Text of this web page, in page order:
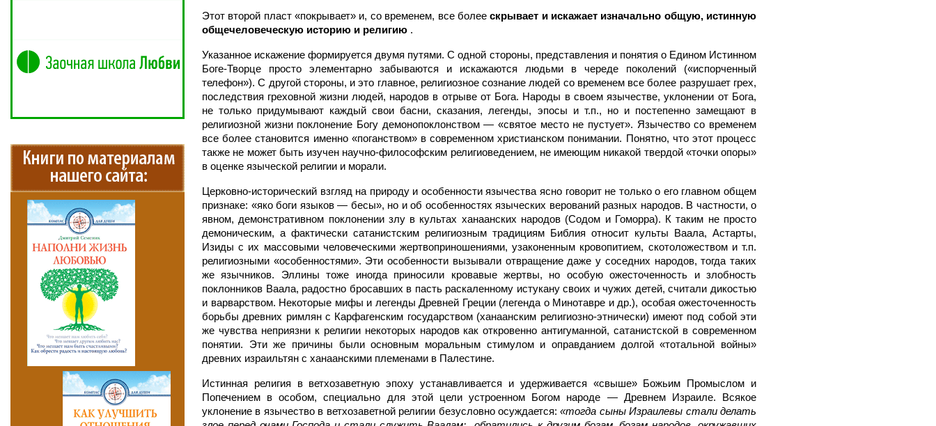
Этот второй пласт «покрывает» и, со временем, все болеескрывает и искажает изначально общую, истинную
общечеловеческую историю и религию .
Указанное искажение формируется двумя путями. С одной стороны, представления и понятия о Едином Истинном
Боге-Творце просто элементарно забываются и искажаются людьми в череде поколений («испорченный
телефон»). С другой стороны, и это главное, религиозное сознание людей со временем все более разрушает грех,
последствия греховной жизни людей, народов в отрыве от Бога. Народы в своем язычестве, уклонении от Бога,
не только придумывают каждый свои басни, сказания, легенды, эпосы и т.п., но и постепенно замещают в
религиозной жизни поклонение Богу демонопоклонством — «святое место не пустует». Язычество со временем
все более становится именно «поганством» в современном христианском понимании. Понятно, что этот процесс
также не может быть изучен научно-философским религиоведением, не имеющим никакой твердой «точки опоры»
в оценке языческой религии и морали.
Церковно-исторический взгляд на природу и особенности язычества ясно говорит не только о его главном общем
признаке: «яко боги языков — бесы», но и об особенностях языческих верований разных народов. В частности, о
явном, демонстративном поклонении злу в культах ханаанских народов (Содом и Гоморра). К таким не просто
демоническим, а фактически сатанистским религиозным традициям Библия относит культы Ваала, Астарты,
Изиды с их массовыми человеческими жертвоприношениями, узаконенным кровопитием, скотоложеством и т.п.
религиозными «особенностями». Эти особенности вызывали отвращение даже у соседних народов, тогда таких
же язычников. Эллины тоже иногда приносили кровавые жертвы, но особую ожесточенность и злобность
поклонников Ваала, радостно бросавших в пасть раскаленному истукану своих и чужих детей, считали дикостью
и варварством. Некоторые мифы и легенды Древней Греции (легенда о Минотавре и др.), особая ожесточенность
борьбы древних римлян с Карфагенским государством (ханаанским религиозно-этнически) имеют под собой эти
же чувства неприязни к религии некоторых народов как откровенно антигуманной, сатанистской в современном
понятии. Эти же причины были основным моральным стимулом и оправданием долгой «тотальной войны»
древних израильтян с ханаанскими племенами в Палестине.
Истинная религия в ветхозаветную эпоху устанавливается и удерживается «свыше» Божьим Промыслом и
Попечением в особом, специально для этой цели устроенном Богом народе — Древнем Израиле. Всякое
уклонение в язычество в ветхозаветной религии безусловно осуждается:«тогда сыны Израилевы стали делать